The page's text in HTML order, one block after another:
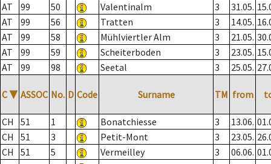
AT
99 50 Valentinalm 3 31.05.
AT
99 56 Tratten 3 14.05.
AT
99 58 Mühlviertler Alm 3 21.05.
AT
99 59 Scheiterboden 3 23.05.
AT
99 98 Seetal 3 25.05.
C ▼ ASSOC No. D Code Surname TM from
CH 51 1 Bonatchiesse 3 13.06.
CH
51 3 Petit-Mont 3 23.05.
CH
51 5 Vermeilley 3 06.06.